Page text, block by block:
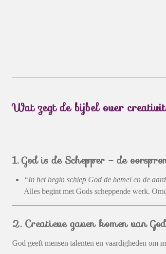
Wat zegt de bijbel over
1. God is de Schepper – de
“In het begin schiep God de hemel en de
Alles begint met Gods scheppende werk.
2. Creatieve gaven komen van God
God geeft mensen talenten en vaardigheden om